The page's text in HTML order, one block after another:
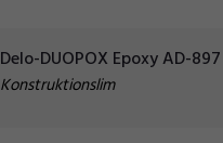
Delo-DUOPOX Epoxy AD-897
Konstruktionslim